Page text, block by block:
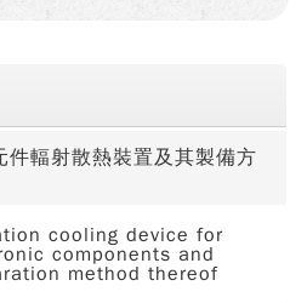
件輻射散熱裝置及其製備方
cooling device for
components and
method thereof